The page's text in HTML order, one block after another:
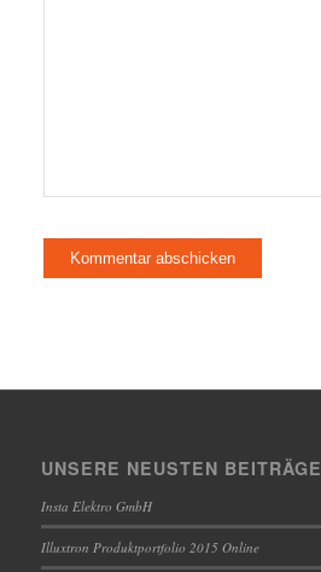
UNSERE NEUSTEN BEITRÄGE
Insta Elektro GmbH
Illuxtron Produktportfolio 2015 Online